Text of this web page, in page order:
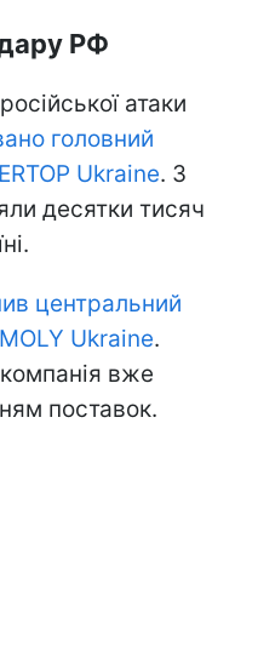
РФ
атаки
головний
Ukraine. З
десятки тисяч
центральний
Ukraine.
вже
поставок.